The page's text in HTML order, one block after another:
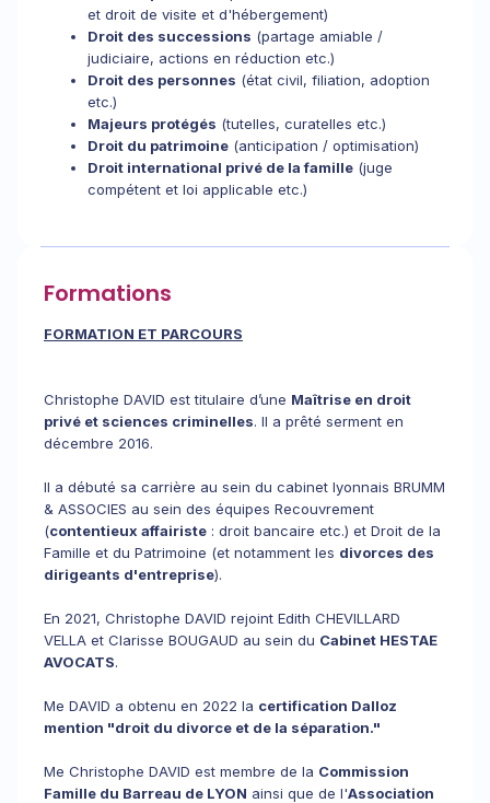
et droit de visite et d'hébergement)
Droit des successions (partage amiable /
judiciaire, actions en réduction etc.)
Droit des personnes (état civil, filiation, adoption
etc.)
Majeurs protégés (tutelles, curatelles etc.)
Droit du patrimoine (anticipation / optimisation)
Droit international privé de la famille (juge
compétent et loi applicable etc.)
Formations
FORMATION ET PARCOURS
Christophe DAVID est titulaire d’une Maîtrise en droit
privé et sciences criminelles. Il a prêté serment en
décembre 2016.
Il a débuté sa carrière au sein du cabinet lyonnais BRUMM
& ASSOCIES au sein des équipes Recouvrement
(contentieux affairiste : droit bancaire etc.) et Droit de la
Famille et du Patrimoine (et notamment les divorces des
dirigeants d'entreprise).
En 2021, Christophe DAVID rejoint Edith CHEVILLARD
VELLA et Clarisse BOUGAUD au sein du Cabinet HESTAE
AVOCATS.
Me DAVID a obtenu en 2022 la certification Dalloz
mention "droit du divorce et de la séparation."
Me Christophe DAVID est membre de la Commission
Famille du Barreau de LYON ainsi que de l'Association